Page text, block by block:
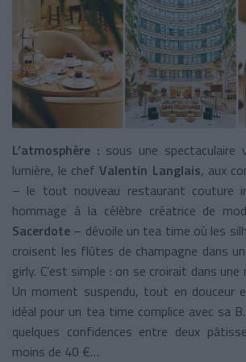
L’atmosphère : sous une spectaculaire
lumière, le chefValentin Langlais, aux
– le tout nouveau restaurant couture
hommage à la célèbre créatrice de
Sacerdote – dévoile un tea time où les
croisent les flûtes de champagne dans
girly. C’est simple : on se croirait dans
Un moment suspendu, tout en douceur
idéal pour un tea time complice avec sa
quelques confidences entre deux
moins de 40 €…